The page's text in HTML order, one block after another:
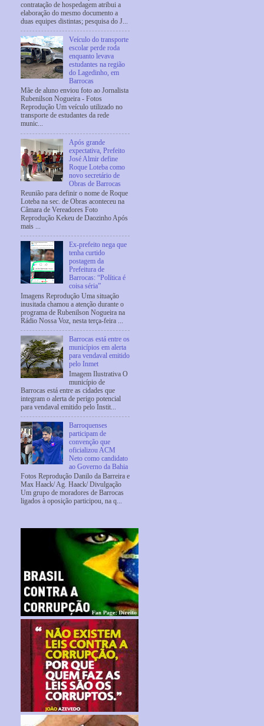
contratação de hospedagem atribui a
elaboração do mesmo documento a
duas equipes distintas; pesquisa do J...
Veículo do transporte
escolar perde roda
enquanto levava
estudantes na região
do Lagedinho, em
Barrocas
Mãe de aluno enviou foto ao Jornalista
Rubenilson Nogueira - Fotos
Reprodução Um veículo utilizado no
transporte de estudantes da rede
munic...
Após grande
expectativa, Prefeito
José Almir define
Roque Loteba como
novo secretário de
Obras de Barrocas
Reunião para definir o nome de Roque
Loteba na sec. de Obras aconteceu na
Câmara de Vereadores Foto
Reprodução Kekeu de Daozinho Após
mais ...
Ex-prefeito nega que
tenha curtido
postagem da
Prefeitura de
Barrocas: “Política é
coisa séria”
Imagens Reprodução Uma situação
inusitada chamou a atenção durante o
programa de Rubenilson Nogueira na
Rádio Nossa Voz, nesta terça-feira ...
Barrocas está entre os
municípios em alerta
para vendaval emitido
pelo Inmet
Imagem Ilustrativa O
município de
Barrocas está entre as cidades que
integram o alerta de perigo potencial
para vendaval emitido pelo Instit...
Barroquenses
participam de
convenção que
oficializou ACM
Neto como candidato
ao Governo da Bahia
Fotos Reprodução Danilo da Barreira e
Max Haack/ Ag. Haack/ Divulgação
Um grupo de moradores de Barrocas
ligados à oposição participou, na q...